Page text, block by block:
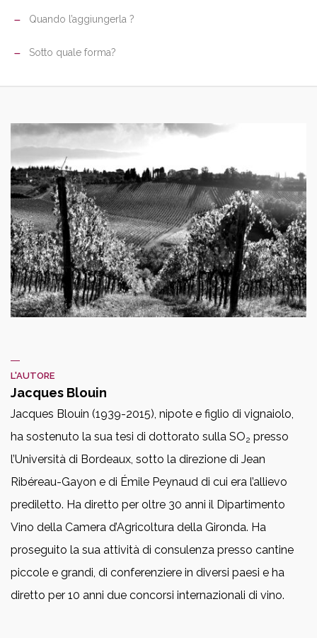
Quando l’aggiungerla ?
Sotto quale forma?
L'AUTORE
Jacques Blouin
Jacques Blouin (1939-2015), nipote e figlio di vignaiolo,
ha sostenuto la sua tesi di dottorato sulla SO2 presso
l’Università di Bordeaux, sotto la direzione di Jean
Ribéreau-Gayon e di Émile Peynaud di cui era l’allievo
prediletto. Ha diretto per oltre 30 anni il Dipartimento
Vino della Camera d’Agricoltura della Gironda. Ha
proseguito la sua attività di consulenza presso cantine
piccole e grandi, di conferenziere in diversi paesi e ha
diretto per 10 anni due concorsi internazionali di vino.